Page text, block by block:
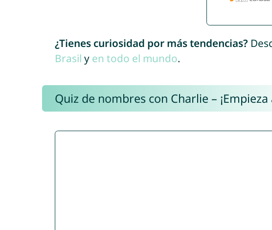
¿Tienes curiosidad por más tendencias?
Brasil y en todo el mundo.
Quiz de nombres con Charlie –